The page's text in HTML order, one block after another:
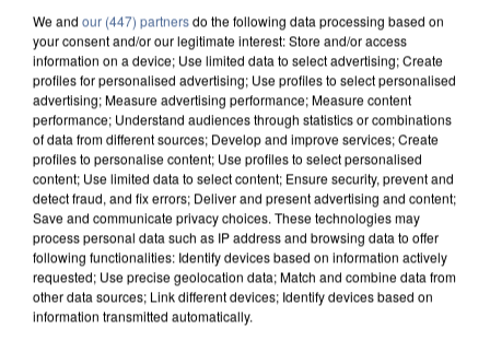
INCENDIES : L’ÎLE-DE-FRANCE LANCE UN ÉLAN
DE SOLIDARITÉ AVEC LES...
We and our (447) partnersdo the following data processing based on
your consent and/or our legitimate interest: Store and/or access
information on a device; Use limited data to select advertising; Create
profiles for personalised advertising; Use profiles to select personalised
advertising; Measure advertising performance; Measure content
performance; Understand audiences through statistics or combinations
of data from different sources; Develop and improve services; Create
profiles to personalise content; Use profiles to select personalised
content; Use limited data to select content; Ensure security, prevent and
detect fraud, and fix errors; Deliver and present advertising and content;
Save and communicate privacy choices. These technologies may
process personal data such as IP address and browsing data to offer
following functionalities: Identify devices based on information actively
requested; Use precise geolocation data; Match and combine data from
other data sources; Link different devices; Identify devices based on
information transmitted automatically.